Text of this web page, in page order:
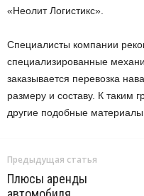
«Неолит Логистикс».
Специалисты компании
специализированные
заказывается перевозка
размеру и составу. К таким
другие подобные материалы.
Предыдущая статья
Плюсы аренды